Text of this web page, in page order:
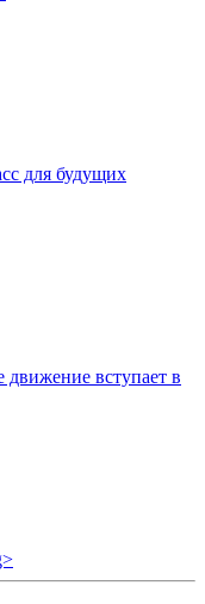
для будущих
движение вступает в